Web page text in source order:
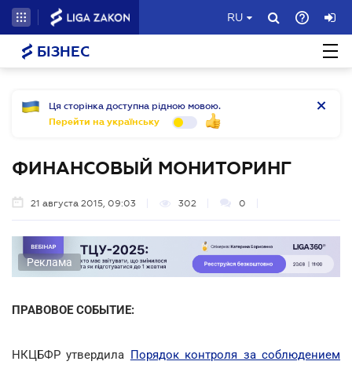
RU
БІЗНЕС
Ця сторінка доступна рідною мовою.
Перейти на українську
ФИНАНСОВЫЙ МОНИТОРИНГ
21 августа 2015, 09:03 302 0
Реклама
ПРАВОВОЕ СОБЫТИЕ:
НКЦБФР утвердила Порядок контроля за соблюдением